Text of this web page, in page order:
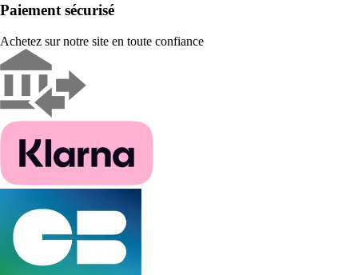
Paiement sécurisé
Achetez sur notre site en toute confiance